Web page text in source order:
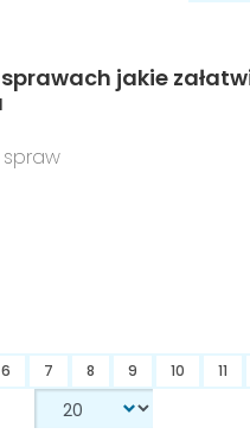
jakie
6 7 8 9 10 11